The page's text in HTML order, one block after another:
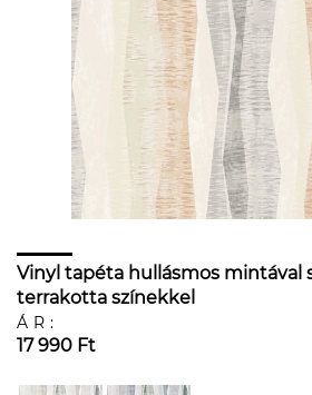
Vinyl tapéta hullásmos mintával
terrakotta színekkel
ÁR:
17 990 Ft